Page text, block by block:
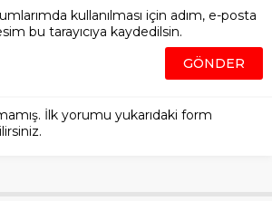
kullanılması için adım, e-posta
bu tarayıcıya kaydedilsin.
İlk yorumu yukarıdaki form